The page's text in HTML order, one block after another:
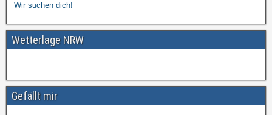
Wir suchen dich!
Wetterlage NRW
Gefällt mir